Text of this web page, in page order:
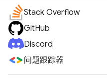
Stack Overflow
GitHub
Discord
问题跟踪器